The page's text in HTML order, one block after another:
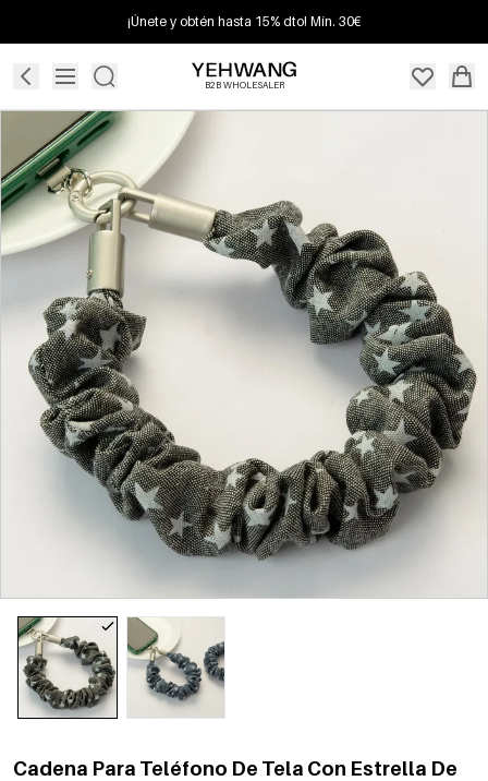
¡Únete y obtén hasta 15% dto! Mín. 30€
B2B WHOLESALER
Cadena Para Teléfono De Tela Con Estrella De